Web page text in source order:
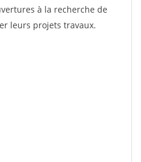
à la recherche de
leurs projets travaux.